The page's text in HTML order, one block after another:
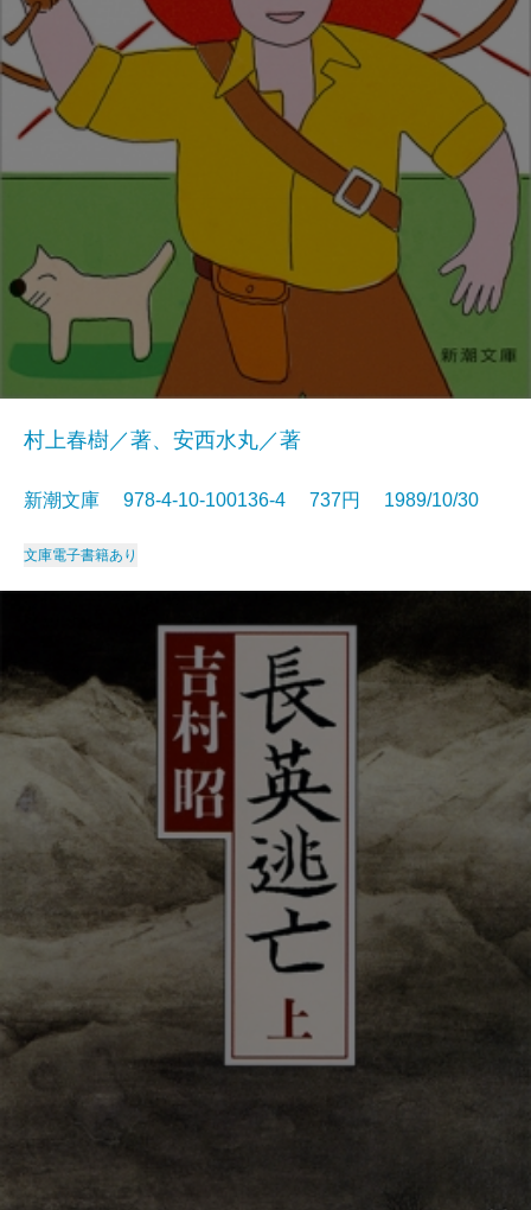
村上春樹／著、安西水丸／著
新潮文庫 978-4-10-100136-4 737円 1989/10/30
文庫電子書籍あり